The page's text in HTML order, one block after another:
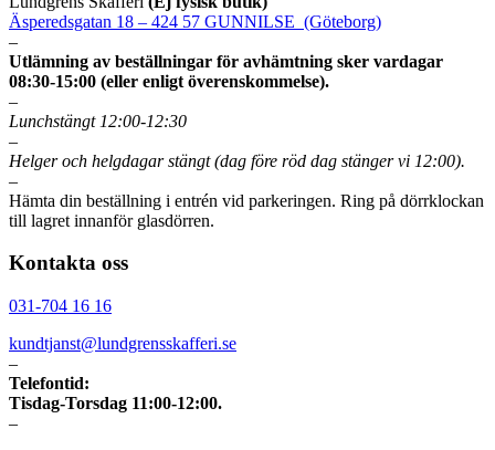
Äsperedsgatan 18 – 424 57 GUNNILSE (Göteborg)
–
Utlämning av beställningar för avhämtning sker vardagar
08:30-15:00 (eller enligt överenskommelse).
–
Lunchstängt 12:00-12:30
–
Helger och helgdagar stängt (dag före röd dag stänger vi 12:00).
–
Hämta din beställning i entrén vid parkeringen. Ring på dörrklockan
till lagret innanför glasdörren.
Kontakta oss
031-704 16 16
kundtjanst@lundgrensskafferi.se
–
Telefontid:
Tisdag-Torsdag 11:00-12:00.
–